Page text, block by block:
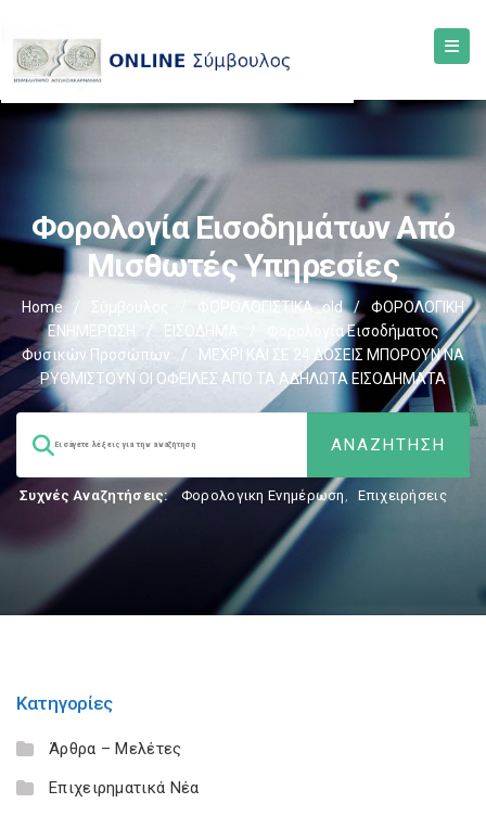
Φορολογία Εισοδημάτων Από
Μισθωτές Υπηρεσίες
Home / Σύμβουλος ΦΟΡΟΛΟΓΙΣΤΙΚΑ_old /
ΦΟΡΟΛΟΓΙΚΗ
ΕΝΗΜΕΡΩΣΗ
/ ΕΙΣΟΔΗΜΑ
Φορολογία Εισοδήματος
Φυσικών Προσώπων
/
ΜΕΧΡΙ ΚΑΙ ΣΕ 24 ΔΟΣΕΙΣ ΜΠΟΡΟΥΝ ΝΑ
ΡΥΘΜΙΣΤΟΥΝ ΟΙ ΟΦΕΙΛΕΣ ΑΠΟ ΤΑ ΑΔΗΛΩΤΑ ΕΙΣΟΔΗΜΑΤΑ
Συχνές Αναζητήσεις: Φορολογικη Ενημέρωση, Επιχειρήσεις
Κατηγορίες
Άρθρα – Μελέτες
Επιχειρηματικά Νέα